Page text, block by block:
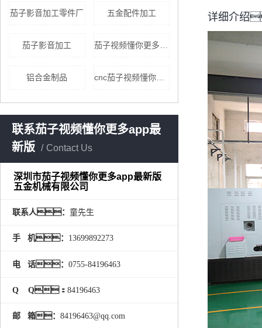
茄子影音加工零件厂 五金配件加工
茄子影音加工
铝合金制品 cnc茄子视频懂你更多qz8app懂你更多加工批发
联系茄子视频懂你更多app最
新版
Contact Us
深圳市茄子视频懂你更多app最新版
五金机械有限公司
联系人： 童先生
手 机： 13699892273
电 话： 0755-84196463
Q Q： 84196463
邮 箱： 84196463@qq.com
详细介绍